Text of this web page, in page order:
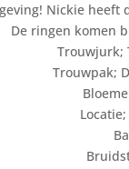
Nickie
De ringen komen
Trouwjurk;
Trouwpak;